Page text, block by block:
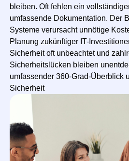
bleiben. Oft fehlen ein
umfassende Dokumentation. Der
Systeme verursacht unnötige
Planung zukünftiger IT-
Sicherheit oft unbeachtet und
Sicherheitslücken bleiben
umfassender 360-Grad-Überblick
Sicherheit